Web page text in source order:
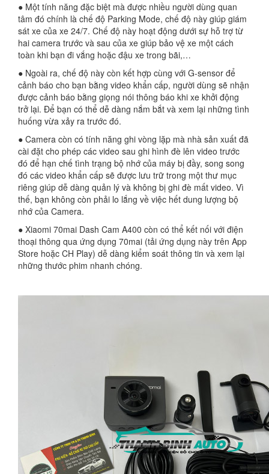
● Một tính năng đặc biệt mà được nhiều người dùng quan
tâm đó chính là chế độ Parking Mode, chế độ này giúp giám
sát xe của xe 24/7. Chế độ này hoạt động dưới sự hỗ trợ từ
hai camera trước và sau của xe giúp bảo vệ xe một cách
toàn khi bạn đi vắng hoặc đậu xe trong bãi,…
● Ngoài ra, chế độ này còn kết hợp cùng với G-sensor để
cảnh báo cho bạn bằng video khẩn cấp, người dùng sẽ nhận
được cảnh báo bằng giọng nói thông báo khi xe khởi động
trở lại. Để bạn có thể dễ dàng nắm bắt và xem lại những tình
huống vừa xảy ra trước đó.
● Camera còn có tính năng ghi vòng lặp mà nhà sản xuất đã
cài đặt cho phép các video sau ghi hình đè lên video trước
đó để hạn chế tình trạng bộ nhớ của máy bị đầy, song song
đó các video khẩn cấp sẽ được lưu trữ trong một thư mục
riêng giúp dễ dàng quản lý và không bị ghi đè mất video. Vì
thế, bạn không còn phải lo lắng về việc hết dung lượng bộ
nhớ của Camera.
● Xiaomi 70mai Dash Cam A400 còn có thể kết nối với điện
thoại thông qua ứng dụng 70mai (tải ứng dụng này trên App
Store hoặc CH Play) dễ dàng kiểm soát thông tin và xem lại
những thước phim nhanh chóng.